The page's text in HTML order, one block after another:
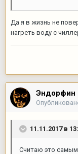
Да я в жизнь не
нагреть воду с
Эндорфин
11.11.2017 в
Считаю это